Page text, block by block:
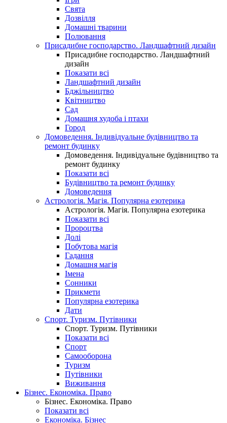
Свята
Дозвілля
Домашні тварини
Полювання
Присадибне господарство. Ландшафтний дизайн
Присадибне господарство. Ландшафтний
дизайн
Показати всі
Ландшафтний дизайн
Бджільництво
Квітництво
Сад
Домашня худоба і птахи
Город
Домоведення. Індивідуальне будівництво та
ремонт будинку
Домоведення. Індивідуальне будівництво та
ремонт будинку
Показати всі
Будівництво та ремонт будинку
Домоведення
Астрологія. Магія. Популярна езотерика
Астрологія. Магія. Популярна езотерика
Показати всі
Пророцтва
Долі
Побутова магія
Гадання
Домашня магія
Імена
Сонники
Прикмети
Популярна езотерика
Дати
Спорт. Туризм. Путівники
Спорт. Туризм. Путівники
Показати всі
Спорт
Самооборона
Туризм
Путівники
Виживання
Бізнес. Економіка. Право
Бізнес. Економіка. Право
Показати всі
Економіка. Бізнес